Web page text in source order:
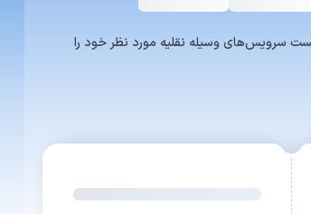
صرفا لیست سرویس‌های وسیله نقلیه مورد نظر خود را